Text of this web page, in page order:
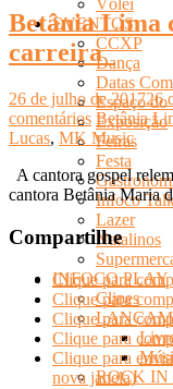
Vôlei
EVENTOS
CCXP
Dança
Datas
Espaço do
Exposição
Feiras
Festa
Infoco
Lazer
Natalinos
INFOCO PLAY
Clipes
ROCK IN
Betânia Lima
carreira
26 de julho de 201726
comentários Betânia
Lucas, MK Music
A cantora gospel
cantora Betânia Maria
Compartilhe
Clique para
Clique para
Clique para
Clique para
Clique para
nova janela)